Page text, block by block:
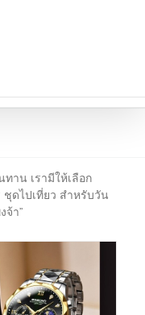
าน เรามีให้เลือก
ดไปเที่ยว สำหรับวัน
จ้า”